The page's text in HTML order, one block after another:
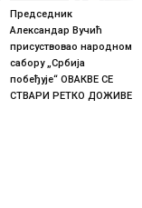
Председник
Александар Вучић
присуствовао народном
сабору „Србија
побеђује“ ОВАКВЕ СЕ
СТВАРИ РЕТКО ДОЖИВЕ